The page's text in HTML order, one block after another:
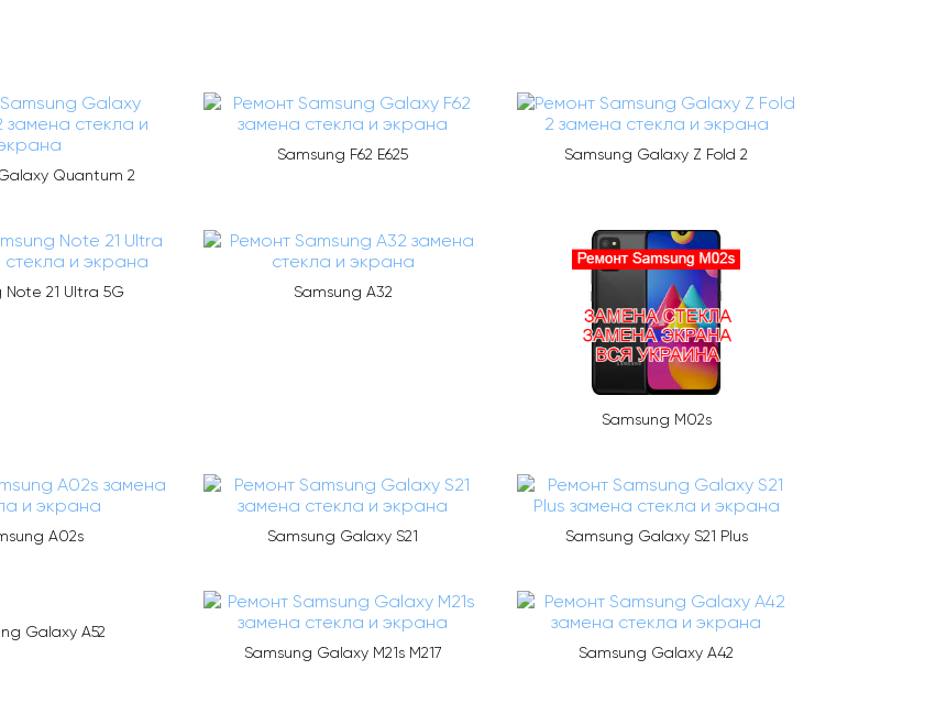
Quantum 2
Samsung F62 E625 Samsung Galaxy Z Fold 2
Note 21 Ultra 5G
Samsung A32
Samsung M02s
A02s Samsung Galaxy S21 Samsung Galaxy S21 Plus
Galaxy A52
Samsung Galaxy M21s M217
Samsung Galaxy A42